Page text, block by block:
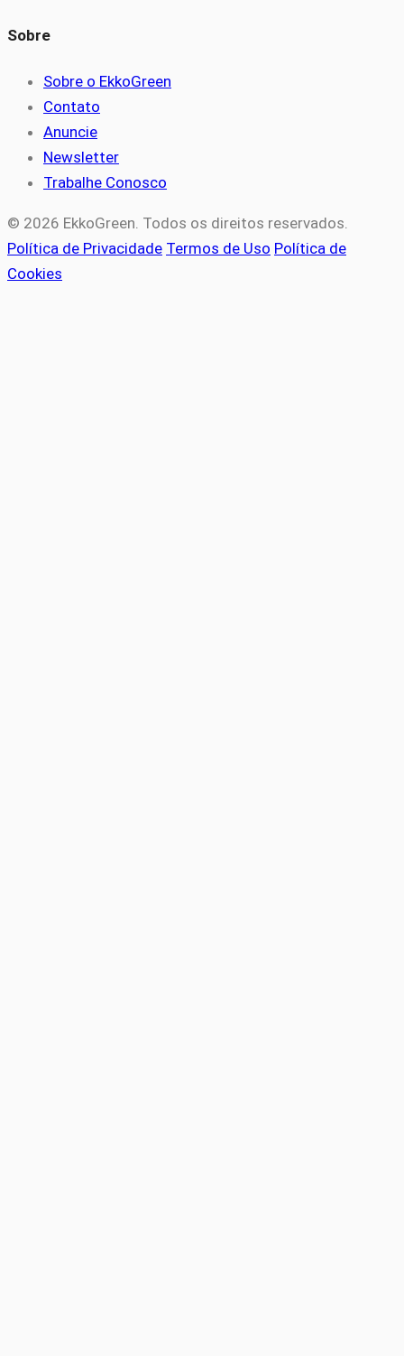
Sobre
Sobre o EkkoGreen
Contato
Anuncie
Newsletter
Trabalhe Conosco
© 2026 EkkoGreen. Todos os direitos reservados.
Política de Privacidade Termos de Uso Política de
Cookies